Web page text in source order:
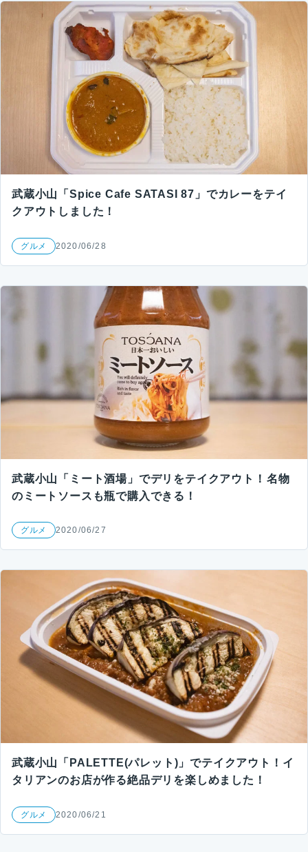
武蔵小山「Spice Cafe SATASI 87」でカレーをテイ
クアウトしました！
グルメ 2020/06/28
武蔵小山「ミート酒場」でデリをテイクアウト！名物
のミートソースも瓶で購入できる！
グルメ 2020/06/27
武蔵小山「PALETTE(パレット)」でテイクアウト！イ
タリアンのお店が作る絶品デリを楽しめました！
グルメ 2020/06/21